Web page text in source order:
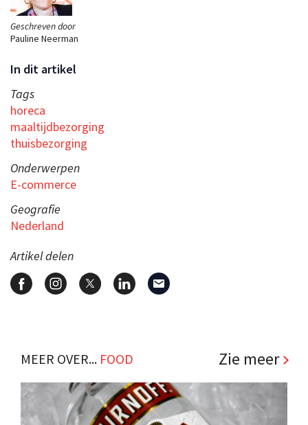
Geschreven door
Pauline Neerman
In dit artikel
Tags
horeca
maaltijdbezorging
thuisbezorging
Onderwerpen
E-commerce
Geografie
Nederland
Artikel delen
MEER OVER... FOOD Zie meer